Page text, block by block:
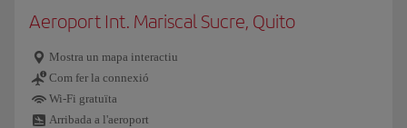
Aeroport Int. Mariscal Sucre, Quito
Mostra un mapa interactiu
Com fer la connexió
Wi-Fi gratuïta
Arribada a l'aeroport